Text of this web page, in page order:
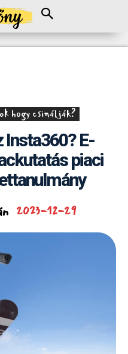
hogy csinálják?
E-
piaci
2023-12-29